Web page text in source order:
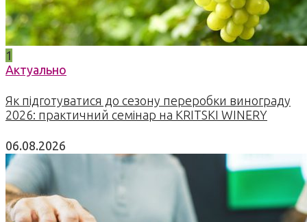
1
Актуально
Як підготуватися до сезону переробки винограду
2026: практичний семінар на KRITSKI WINERY
06.08.2026